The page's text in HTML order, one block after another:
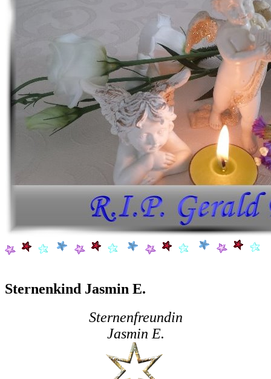
Sternenkind Jasmin E.
Sternenfreundin
Jasmin E.